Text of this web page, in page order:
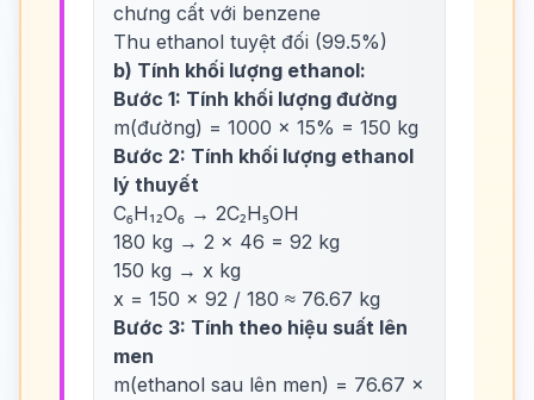
chưng cất với benzene
Thu ethanol tuyệt đối (99.5%)
b) Tính khối lượng ethanol:
Bước 1: Tính khối lượng đường
m(đường) = 1000 × 15% = 150 kg
Bước 2: Tính khối lượng ethanol
lý thuyết
C₆H₁₂O₆ → 2C₂H₅OH
180 kg → 2 × 46 = 92 kg
150 kg → x kg
x = 150 × 92 / 180 ≈ 76.67 kg
Bước 3: Tính theo hiệu suất lên
men
m(ethanol sau lên men) = 76.67 ×